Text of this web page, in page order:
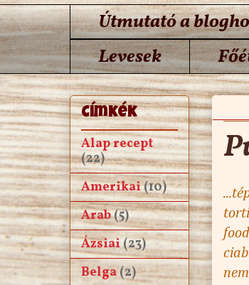
Útmutató a
Levesek
Címkék
Alap recept
(22)
Amerikai(10)
Arab(5)
Ázsiai(23)
Belga (2)